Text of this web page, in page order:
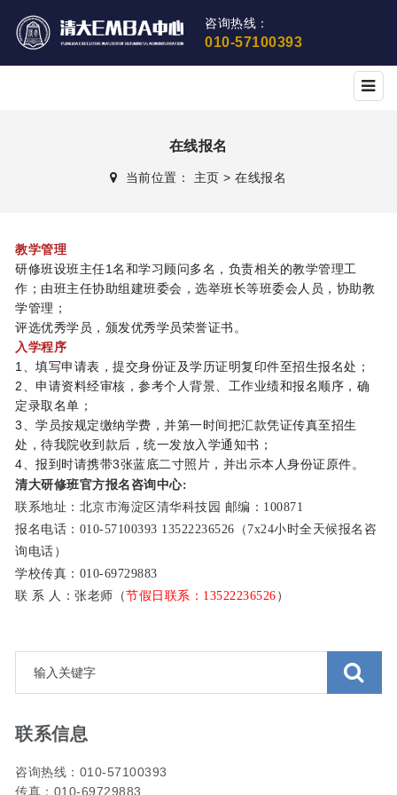
咨询热线：
010-57100393
在线报名
当前位置： 主页 >在线报名
教学管理
研修班设班主任1名和学习顾问多名，负责相关的教学管理工
作；由班主任协助组建班委会，选举班长等班委会人员，协助教
学管理；
评选优秀学员，颁发优秀学员荣誉证书。
入学程序
1、填写申请表，提交身份证及学历证明复印件至招生报名处；
2、申请资料经审核，参考个人背景、工作业绩和报名顺序，确
定录取名单；
3、学员按规定缴纳学费，并第一时间把汇款凭证传真至招生
处，待我院收到款后，统一发放入学通知书；
4、报到时请携带3张蓝底二寸照片，并出示本人身份证原件。
清大研修班官方报名咨询中心:
联系地址：北京市海淀区清华科技园 邮编：100871
报名电话：010-57100393 13522236526（7x24小时全天候报名咨
询电话）
学校传真：010-69729883
联 系 人：张老师（节假日联系：13522236526 ）
联系信息
咨询热线：010-57100393
传真：010-69729883